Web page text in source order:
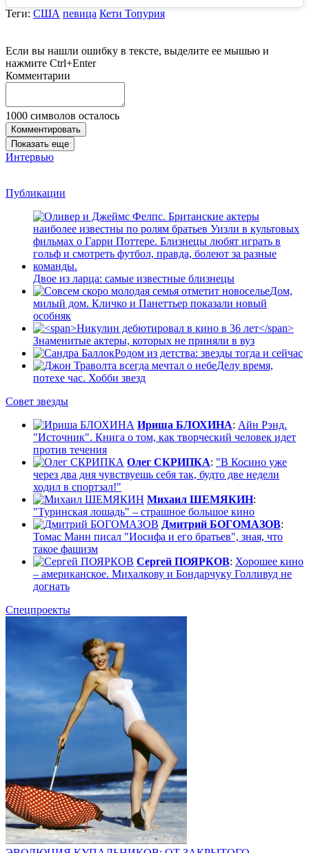
Теги: США певица Кети Топурия
Если вы нашли ошибку в тексте, выделите ее мышью и
нажмите Ctrl+Enter
Комментарии
1000 символов осталось
Комментировать
Показать еще
Интервью
Публикации
Двое из ларца: самые известные близнецы
Дом,
милый дом. Кличко и Панеттьер показали новый
особняк
Знаменитые актеры, которых не приняли в вуз
Родом из детства: звезды тогда и сейчас
Делу время,
потехе час. Хобби звезд
Совет звезды
Ириша БЛОХИНА: Айн Рэнд.
"Источник". Книга о том, как творческий человек идет
против течения
Олег СКРИПКА: "В Косино уже
через два дня чувствуешь себя так, будто две недели
ходил в спортзал!"
Михаил ШЕМЯКИН:
"Туринская лошадь" – страшное большое кино
Дмитрий БОГОМАЗОВ:
Томас Манн писал "Иосифа и его братьев", зная, что
такое фашизм
Сергей ПОЯРКОВ: Хорошее кино
– американское. Михалкову и Бондарчуку Голливуд не
догнать
Спецпроекты